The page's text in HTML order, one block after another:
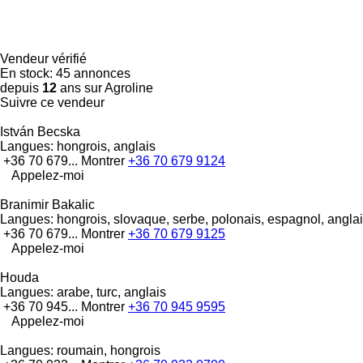
Vendeur vérifié
En stock: 45 annonces
depuis 12 ans sur Agroline
Suivre ce vendeur
István Becska
Langues: hongrois, anglais
+36 70 679... Montrer +36 70 679 9124
Appelez-moi
Branimir Bakalic
Langues: hongrois, slovaque, serbe, polonais, espagnol,
+36 70 679... Montrer +36 70 679 9125
Appelez-moi
Houda
Langues: arabe, turc, anglais
+36 70 945... Montrer +36 70 945 9595
Appelez-moi
Langues: roumain, hongrois